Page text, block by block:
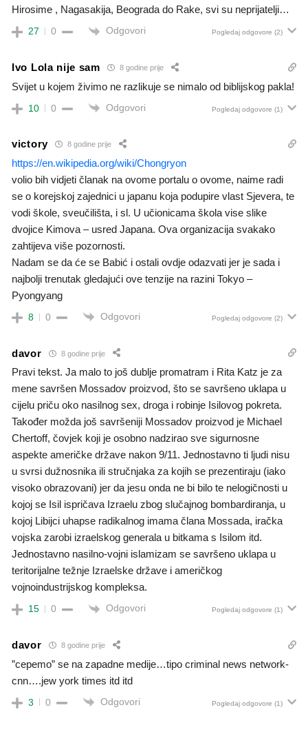
Hirosime , Nagasakija, Beograda do Rake, svi su neprijatelji…
27 0 Odgovori Pogledaj odgovore (2)
Ivo Lola nije sam 8 godine prije
Svijet u kojem živimo ne razlikuje se nimalo od biblijskog pakla!
10 0 Odgovori Pogledaj odgovore (1)
victory 8 godine prije
https://en.wikipedia.org/wiki/Chongryon
volio bih vidjeti članak na ovome portalu o ovome, naime radi
se o korejskoj zajednici u japanu koja podupire vlast Sjevera, te
vodi škole, sveučilišta, i sl. U učionicama škola vise slike
dvojice Kimova – usred Japana. Ova organizacija svakako
zahtijeva više pozornosti.
Nadam se da će se Babić i ostali ovdje odazvati jer je sada i
najbolji trenutak gledajući ove tenzije na razini Tokyo –
Pyongyang
8 0 Odgovori Pogledaj odgovore (2)
davor 8 godine prije
Pravi tekst. Ja malo to još dublje promatram i Rita Katz je za
mene savršen Mossadov proizvod, što se savršeno uklapa u
cijelu priču oko nasilnog sex, droga i robinje Isilovog pokreta.
Također možda još savršeniji Mossadov proizvod je Michael
Chertoff, čovjek koji je osobno nadzirao sve sigurnosne
aspekte američke države nakon 9/11. Jednostavno ti ljudi nisu
u svrsi dužnosnika ili stručnjaka za kojih se prezentiraju (iako
visoko obrazovani) jer da jesu onda ne bi bilo te nelogičnosti u
kojoj se Isil ispričava Izraelu zbog slučajnog bombardiranja, u
kojoj Libijci uhapse radikalnog imama člana Mossada, iračka
vojska zarobi izraelskog generala u bitkama s Isilom itd.
Jednostavno nasilno-vojni islamizam se savršeno uklapa u
teritorijalne težnje Izraelske države i američkog
vojnoindustrijskog kompleksa.
15 0 Odgovori Pogledaj odgovore (1)
davor 8 godine prije
”cepemo” se na zapadne medije…tipo criminal news network-
cnn….jew york times itd itd
3 0 Odgovori Pogledaj odgovore (1)